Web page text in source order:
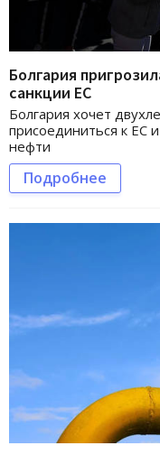
Болгария
санкции ЕС
Болгария хочет
присоединиться к ЕС
нефти
Подробнее